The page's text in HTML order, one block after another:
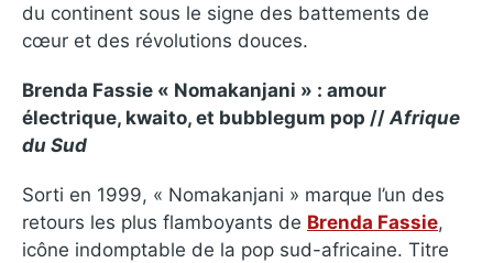
du continent sous le signe des battements de
cœur et des révolutions douces.
Brenda Fassie « Nomakanjani » : amour
électrique, kwaito, et bubblegum pop // Afrique
du Sud
Sorti en 1999, « Nomakanjani » marque l’un des
retours les plus flamboyants de Brenda Fassie,
icône indomptable de la pop sud-africaine. Titre